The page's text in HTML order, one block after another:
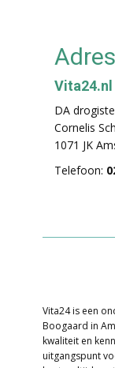
Adres
Vita24.nl
DA
Cornelis
1071 JK
Telefoon:
Vita24 is een
Boogaard in
kwaliteit en
uitgangspunt